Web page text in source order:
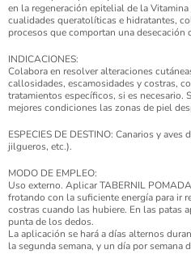
en la regeneración epitelial de la
cualidades queratolíticas e hidratantes,
procesos que comportan una desecación
INDICACIONES:
Colabora en resolver alteraciones
callosidades, escamosidades y costras,
tratamientos específicos, si es necesario.
mejores condiciones las zonas de piel
ESPECIES DE DESTINO: Canarios y
jilgueros, etc.).
MODO DE EMPLEO:
Uso externo. Aplicar TABERNIL
frotando con la suficiente energía para ir
costras cuando las hubiere. En las patas
punta de los dedos.
La aplicación se hará a días alternos
la segunda semana, y un día por semana